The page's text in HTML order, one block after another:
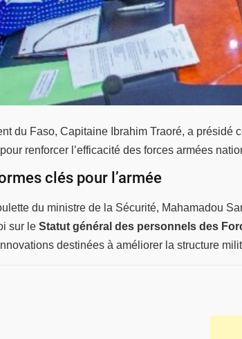
du Faso, Capitaine Ibrahim Traoré, a
renforcer l’efficacité des forces armées
clés pour l’armée
du ministre de la Sécurité, Mahamadou
sur le Statut général des personnels des
destinées à améliorer la structure